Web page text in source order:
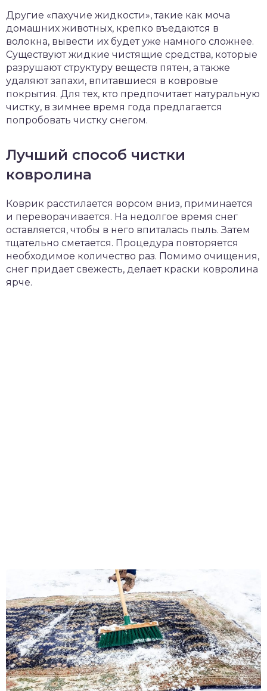
Другие «пахучие жидкости», такие как моча
домашних животных, крепко въедаются в
волокна, вывести их будет уже намного сложнее.
Существуют жидкие чистящие средства, которые
разрушают структуру веществ пятен, а также
удаляют запахи, впитавшиеся в ковровые
покрытия. Для тех, кто предпочитает натуральную
чистку, в зимнее время года предлагается
попробовать чистку снегом.
Лучший способ чистки
ковролина
Коврик расстилается ворсом вниз, приминается
и переворачивается. На недолгое время снег
оставляется, чтобы в него впиталась пыль. Затем
тщательно сметается. Процедура повторяется
необходимое количество раз. Помимо очищения,
снег придает свежесть, делает краски ковролина
ярче.